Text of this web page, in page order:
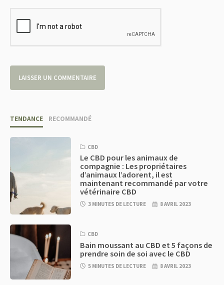
TENDANCE RECOMMANDÉ
CBD
Le CBD pour les animaux de
compagnie : Les propriétaires
d’animaux l’adorent, il est
maintenant recommandé par votre
vétérinaire CBD
3 MINUTES DE LECTURE 8 AVRIL 2023
CBD
Bain moussant au CBD et 5 façons de
prendre soin de soi avec le CBD
5 MINUTES DE LECTURE 8 AVRIL 2023